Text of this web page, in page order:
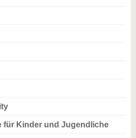
für Kinder und Jugendliche